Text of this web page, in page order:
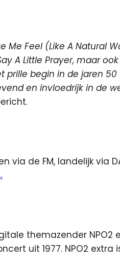
Me Feel (Like A Natural
A Little Prayer, maar
prille begin in de jaren 50
en invloedrijk in de
via de FM, landelijk via
themazender NPO2
uit 1977. NPO2 extra